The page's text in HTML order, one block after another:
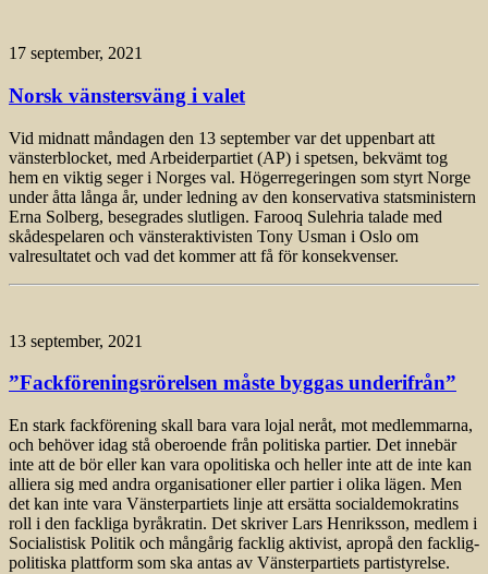
17 september, 2021
Norsk vänstersväng i valet
Vid midnatt måndagen den 13 september var det uppenbart att
vänsterblocket, med Arbeiderpartiet (AP) i spetsen, bekvämt tog
hem en viktig seger i Norges val. Högerregeringen som styrt Norge
under åtta långa år, under ledning av den konservativa statsministern
Erna Solberg, besegrades slutligen. Farooq Sulehria talade med
skådespelaren och vänsteraktivisten Tony Usman i Oslo om
valresultatet och vad det kommer att få för konsekvenser.
13 september, 2021
”Fackföreningsrörelsen måste byggas underifrån”
En stark fackförening skall bara vara lojal neråt, mot medlemmarna,
och behöver idag stå oberoende från politiska partier. Det innebär
inte att de bör eller kan vara opolitiska och heller inte att de inte kan
alliera sig med andra organisationer eller partier i olika lägen. Men
det kan inte vara Vänsterpartiets linje att ersätta socialdemokratins
roll i den fackliga byråkratin. Det skriver Lars Henriksson, medlem i
Socialistisk Politik och mångårig facklig aktivist, apropå den facklig-
politiska plattform som ska antas av Vänsterpartiets partistyrelse.